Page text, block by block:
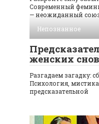
Современный
— неожиданный
Непознанное
женских снов
Разгадаем загадку:
Психология,
предсказательной